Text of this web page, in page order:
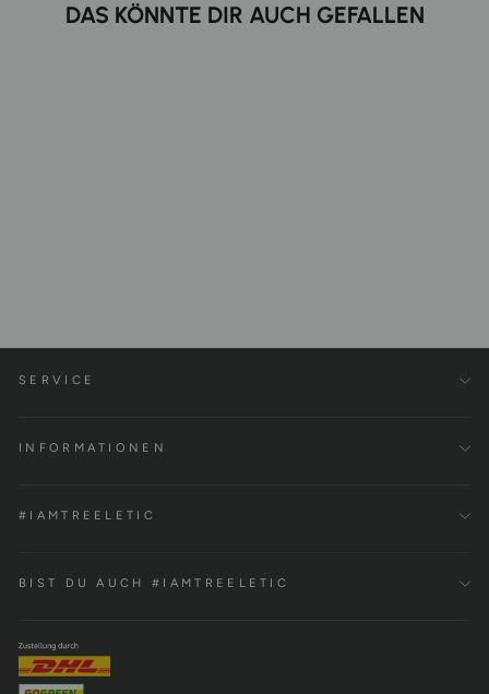
DAS KÖNNTE DIR AUCH GEFALLEN
SERVICE
INFORMATIONEN
#IAMTREELETIC
BIST DU AUCH #IAMTREELETIC